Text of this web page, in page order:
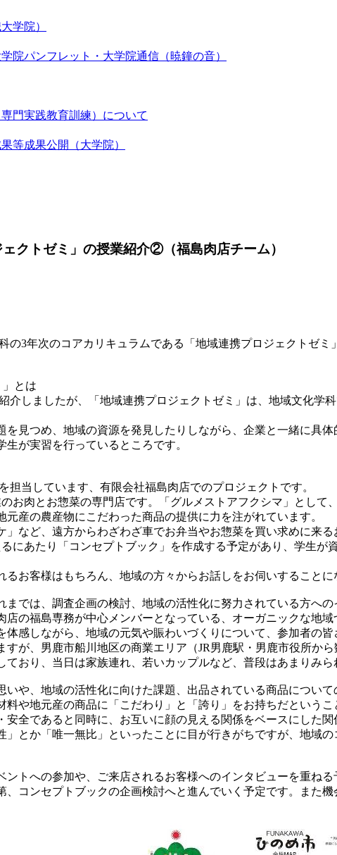
学院）
院パンフレット・大学院通信（暁鐘の音）
門実践教育訓練）について
等成果公開（大学院）
クトゼミ」の授業紹介②（福島肉店チーム）
3年次のコアカリキュラムである「地域連携プロジェクトゼ
とは
しましたが、「地域連携プロジェクトゼミ」は、地域文化学
見つめ、地域の資源を発見したりしながら、企業と一緒に具
が実習を行っているところです。
当しています、有限会社福島肉店でのプロジェクトです。
お肉とお惣菜の専門店です。「グルメストアフクシマ」とし
産の農産物にこだわった商品の提供に力を注がれています。
など、遠方からわざわざ車でお弁当やお惣菜を買い求めに来る
にあたり「コンセプトブック」を作成する予定があり、学生
お客様はもちろん、地域の方々からお話しをお伺いすることに
では、調査企画の検討、地域の活性化に努力されている方への
の福島専務が中心メンバーとなっている、オーガニックな地
感しながら、地域の元気や賑わいづくりについて、参加者の皆
が、男鹿市船川地区の商業エリア（JR男鹿駅・男鹿市役所か
おり、当日は家族連れ、若いカップルなど、普段はあまりみら
や、地域の活性化に向けた課題、出品されている商品について
や地元産の商品に「こだわり」と「誇り」をお持ちだというこ
全であると同時に、お互いに顔の見える関係をベースにした関
とか「唯一無比」といったことに目が行きがちですが、地域
トへの参加や、ご来店されるお客様へのインタビューを重ねる
コンセプトブックの企画検討へと進んでいく予定です。また機